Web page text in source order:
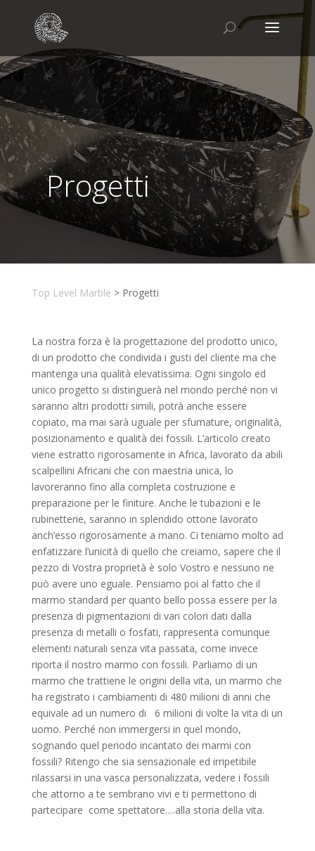
Progetti
Top Level Marble > Progetti
La nostra forza è la progettazione del prodotto unico,
di un prodotto che condivida i gusti del cliente ma che
mantenga una qualità elevatissima. Ogni singolo ed
unico progetto si distinguerà nel mondo perché non vi
saranno altri prodotti simili, potrà anche essere
copiato, ma mai sarà uguale per sfumature, originalità,
posizionamento e qualità dei fossili. L’articolo creato
viene estratto rigorosamente in Africa, lavorato da abili
scalpellini Africani che con maestria unica, lo
lavoreranno fino alla completa costruzione e
preparazione per le finiture. Anche le tubazioni e le
rubinetterie, saranno in splendido ottone lavorato
anch’esso rigorosamente a mano. Ci teniamo molto ad
enfatizzare l’unicità di quello che creiamo, sapere che il
pezzo di Vostra proprietà è solo Vostro e nessuno ne
può avere uno eguale. Pensiamo poi al fatto che il
marmo standard per quanto bello possa essere per la
presenza di pigmentazioni di vari colori dati dalla
presenza di metalli o fosfati, rappresenta comunque
elementi naturali senza vita passata, come invece
riporta il nostro marmo con fossili. Parliamo di un
marmo che trattiene le origini della vita, un marmo che
ha registrato i cambiamenti di 480 milioni di anni che
equivale ad un numero di 6 milioni di volte la vita di un
uomo. Perché non immergersi in quel mondo,
sognando quel periodo incantato dei marmi con
fossili? Ritengo che sia sensazionale ed irripetibile
rilassarsi in una vasca personalizzata, vedere i fossili
che attorno a te sembrano vivi e ti permettono di
partecipare come spettatore….alla storia della vita.